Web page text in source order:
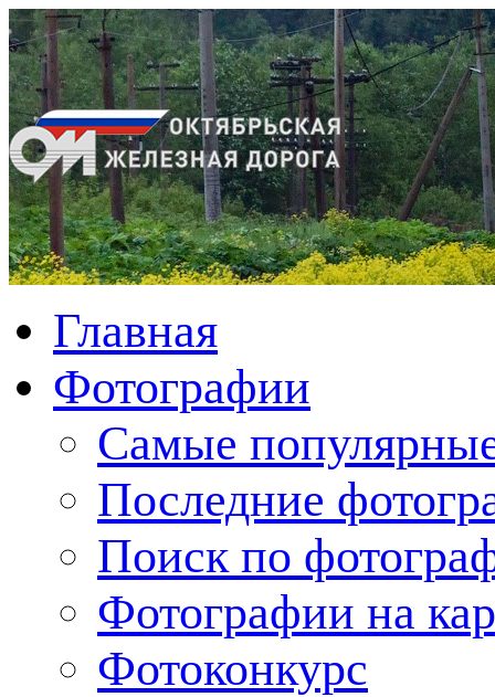
Главная
Фотографии
Cамые
Последние
Поиск по
Фотографии на
Фотоконкурс